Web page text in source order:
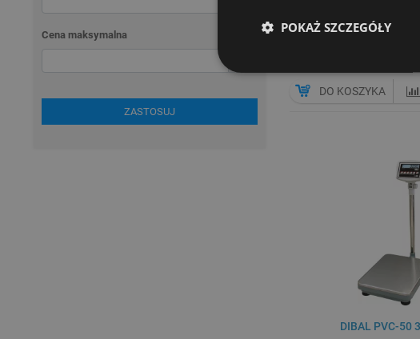
Cena maksymalna
ZASTOSUJ
Cena netto
DO KOSZYKA
DIBAL PVC-50
POKAŻ SZCZEGÓŁY